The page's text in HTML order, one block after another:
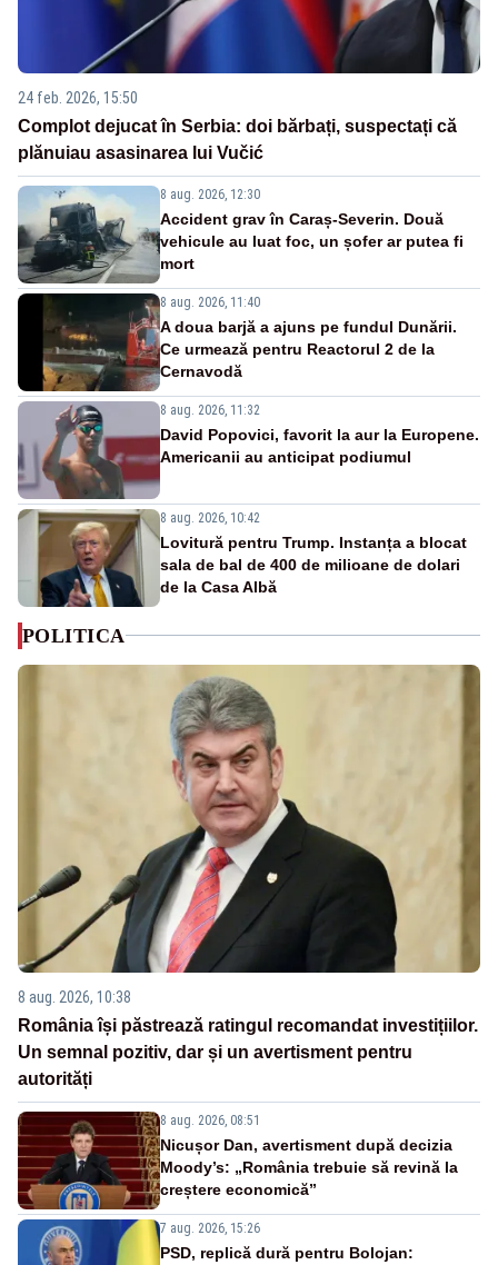
24 feb. 2026, 15:50
Complot dejucat în Serbia: doi bărbați, suspectați că
plănuiau asasinarea lui Vučić
8 aug. 2026, 12:30
Accident grav în Caraș-Severin. Două
vehicule au luat foc, un șofer ar putea fi
mort
8 aug. 2026, 11:40
A doua barjă a ajuns pe fundul Dunării.
Ce urmează pentru Reactorul 2 de la
Cernavodă
8 aug. 2026, 11:32
David Popovici, favorit la aur la Europene.
Americanii au anticipat podiumul
8 aug. 2026, 10:42
Lovitură pentru Trump. Instanța a blocat
sala de bal de 400 de milioane de dolari
de la Casa Albă
POLITICA
8 aug. 2026, 10:38
România își păstrează ratingul recomandat investițiilor.
Un semnal pozitiv, dar și un avertisment pentru
autorități
8 aug. 2026, 08:51
Nicușor Dan, avertisment după decizia
Moody’s: „România trebuie să revină la
creștere economică”
7 aug. 2026, 15:26
PSD, replică dură pentru Bolojan: